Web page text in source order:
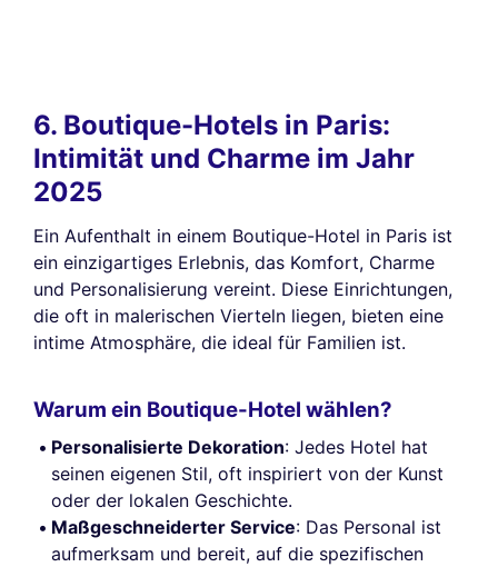
6. Boutique-Hotels in Paris:
Intimität und Charme im Jahr
2025
Ein Aufenthalt in einem Boutique-Hotel in Paris ist
ein einzigartiges Erlebnis, das Komfort, Charme
und Personalisierung vereint. Diese Einrichtungen,
die oft in malerischen Vierteln liegen, bieten eine
intime Atmosphäre, die ideal für Familien ist.
Warum ein Boutique-Hotel wählen?
Personalisierte Dekoration: Jedes Hotel hat
seinen eigenen Stil, oft inspiriert von der Kunst
oder der lokalen Geschichte.
Maßgeschneiderter Service: Das Personal ist
aufmerksam und bereit, auf die spezifischen